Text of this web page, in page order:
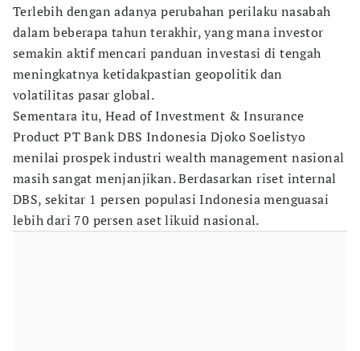
Terlebih dengan adanya perubahan perilaku nasabah
dalam beberapa tahun terakhir, yang mana investor
semakin aktif mencari panduan investasi di tengah
meningkatnya ketidakpastian geopolitik dan
volatilitas pasar global.
Sementara itu, Head of Investment & Insurance
Product PT Bank DBS Indonesia Djoko Soelistyo
menilai prospek industri wealth management nasional
masih sangat menjanjikan. Berdasarkan riset internal
DBS, sekitar 1 persen populasi Indonesia menguasai
lebih dari 70 persen aset likuid nasional.